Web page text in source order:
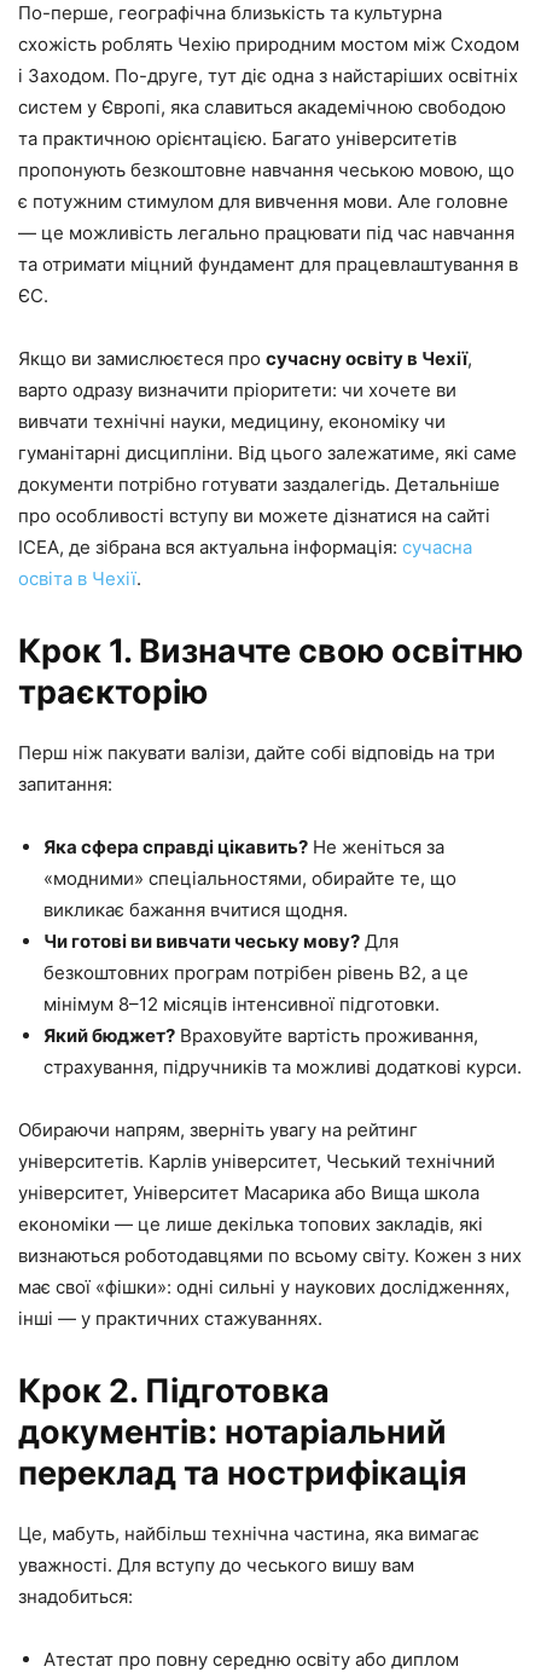
По-перше, географічна близькість та культурна
схожість роблять Чехію природним мостом між Сходом
і Заходом. По-друге, тут діє одна з найстаріших освітніх
систем у Європі, яка славиться академічною свободою
та практичною орієнтацією. Багато університетів
пропонують безкоштовне навчання чеською мовою, що
є потужним стимулом для вивчення мови. Але головне
— це можливість легально працювати під час навчання
та отримати міцний фундамент для працевлаштування в
ЄС.
Якщо ви замислюєтеся про сучасну освіту в Чехії,
варто одразу визначити пріоритети: чи хочете ви
вивчати технічні науки, медицину, економіку чи
гуманітарні дисципліни. Від цього залежатиме, які саме
документи потрібно готувати заздалегідь. Детальніше
про особливості вступу ви можете дізнатися на сайті
ICEA, де зібрана вся актуальна інформація: сучасна
освіта в Чехії.
Крок 1. Визначте свою освітню
траєкторію
Перш ніж пакувати валізи, дайте собі відповідь на три
запитання:
Яка сфера справді цікавить? Не женіться за
«модними» спеціальностями, обирайте те, що
викликає бажання вчитися щодня.
Чи готові ви вивчати чеську мову? Для
безкоштовних програм потрібен рівень B2, а це
мінімум 8–12 місяців інтенсивної підготовки.
Який бюджет? Враховуйте вартість проживання,
страхування, підручників та можливі додаткові курси.
Обираючи напрям, зверніть увагу на рейтинг
університетів. Карлів університет, Чеський технічний
університет, Університет Масарика або Вища школа
економіки — це лише декілька топових закладів, які
визнаються роботодавцями по всьому світу. Кожен з них
має свої «фішки»: одні сильні у наукових дослідженнях,
інші — у практичних стажуваннях.
Крок 2. Підготовка
документів: нотаріальний
переклад та нострифікація
Це, мабуть, найбільш технічна частина, яка вимагає
уважності. Для вступу до чеського вишу вам
знадобиться:
Атестат про повну середню освіту або диплом